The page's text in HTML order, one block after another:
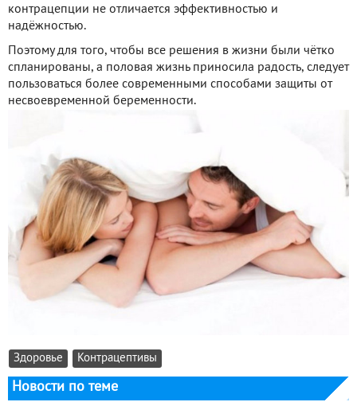
контрацепции не отличается эффективностью и
надёжностью.
Поэтому для того, чтобы все решения в жизни были чётко
спланированы, а половая жизнь приносила радость, следует
пользоваться более современными способами защиты от
несвоевременной беременности.
Здоровье Контрацептивы
Новости по теме